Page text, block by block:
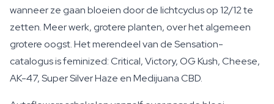
wanneer ze gaan bloeien door de lichtcyclus op 12/12 te
zetten. Meer werk, grotere planten, over het algemeen
grotere oogst. Het merendeel van de Sensation-
catalogus is feminized: Critical, Victory, OG Kush, Cheese,
AK-47, Super Silver Haze en Medijuana CBD.